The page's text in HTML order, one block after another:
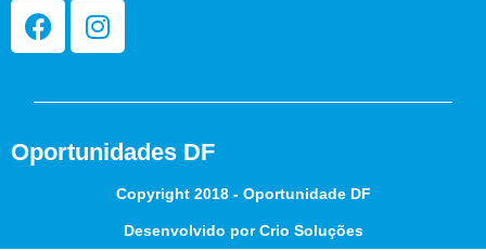
Oportunidades DF
Copyright 2018 - Oportunidade DF
Desenvolvido por Crio Soluções